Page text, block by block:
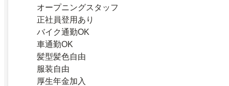
オープニングスタッフ
正社員登用あり
バイク通勤OK
車通勤OK
髪型髪色自由
服装自由
厚生年金加入